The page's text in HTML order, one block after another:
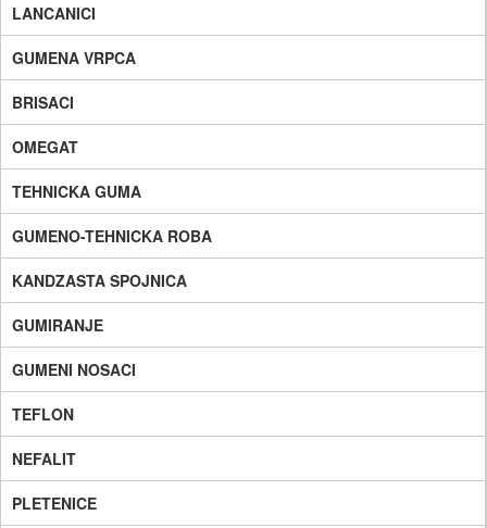
LANCANICI
GUMENA VRPCA
BRISACI
OMEGAT
TEHNICKA GUMA
GUMENO-TEHNICKA ROBA
KANDZASTA SPOJNICA
GUMIRANJE
GUMENI NOSACI
TEFLON
NEFALIT
PLETENICE